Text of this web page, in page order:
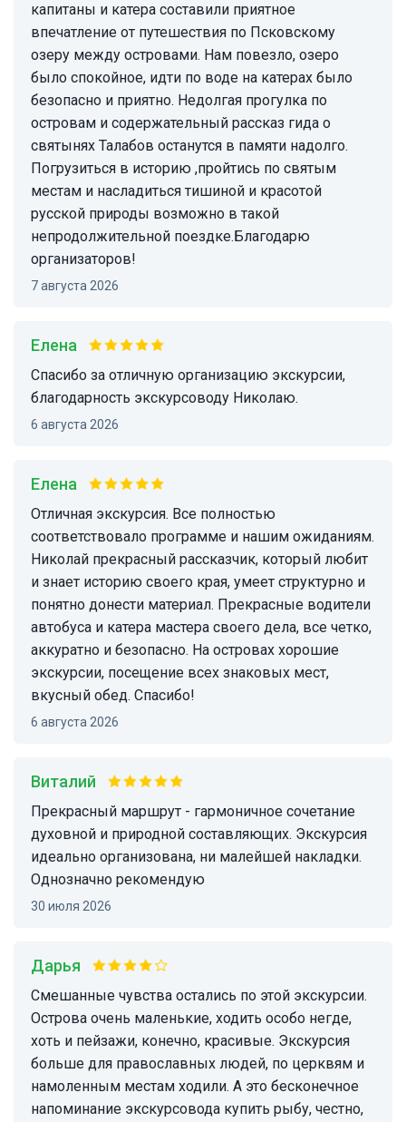
капитаны и катера составили приятное
впечатление от путешествия по Псковскому
озеру между островами. Нам повезло, озеро
было спокойное, идти по воде на катерах было
безопасно и приятно. Недолгая прогулка по
островам и содержательный рассказ гида о
святынях Талабов останутся в памяти надолго.
Погрузиться в историю ,пройтись по святым
местам и насладиться тишиной и красотой
русской природы возможно в такой
непродолжительной поездке.Благодарю
организаторов!
7 августа 2026
Елена
Спасибо за отличную организацию экскурсии,
благодарность экскурсоводу Николаю.
6 августа 2026
Елена
Отличная экскурсия. Все полностью
соответствовало программе и нашим ожиданиям.
Николай прекрасный рассказчик, который любит
и знает историю своего края, умеет структурно и
понятно донести материал. Прекрасные водители
автобуса и катера мастера своего дела, все четко,
аккуратно и безопасно. На островах хорошие
экскурсии, посещение всех знаковых мест,
вкусный обед. Спасибо!
6 августа 2026
Виталий
Прекрасный маршрут - гармоничное сочетание
духовной и природной составляющих. Экскурсия
идеально организована, ни малейшей накладки.
Однозначно рекомендую
30 июля 2026
Дарья
Смешанные чувства остались по этой экскурсии.
Острова очень маленькие, ходить особо негде,
хоть и пейзажи, конечно, красивые. Экскурсия
больше для православных людей, по церквям и
намоленным местам ходили. А это бесконечное
напоминание экскурсовода купить рыбу, честно,